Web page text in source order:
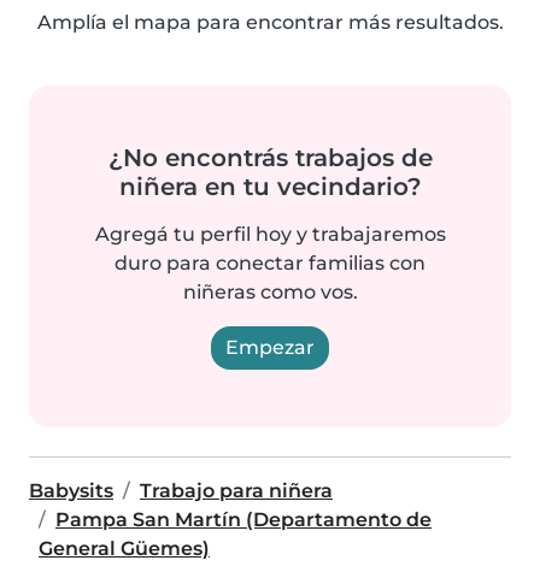
Amplía el mapa para encontrar más resultados.
¿No encontrás trabajos de
niñera en tu vecindario?
Agregá tu perfil hoy y trabajaremos
duro para conectar familias con
niñeras como vos.
Empezar
Babysits
Trabajo para niñera
Pampa San Martín (Departamento de
General Güemes)